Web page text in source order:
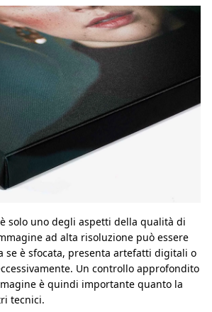
solo uno degli aspetti della qualità di
ad alta risoluzione può essere
se è sfocata, presenta artefatti digitali o
Un controllo approfondito
è quindi importante quanto la
tecnici.